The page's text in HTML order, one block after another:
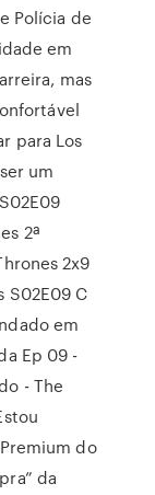
Polícia de
em
mas
para Los
um
2ª
2x9
S02E09 C
em
Ep 09 -
- The
do
da